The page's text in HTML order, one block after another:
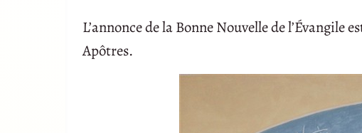
L’annonce de la Bonne Nouvelle de
Apôtres.